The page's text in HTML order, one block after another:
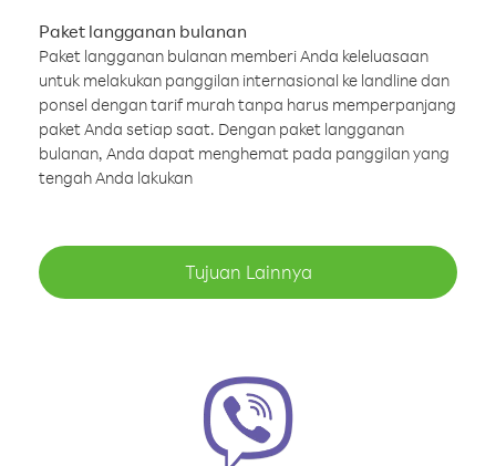
Paket langganan bulanan
Paket langganan bulanan memberi Anda keleluasaan
untuk melakukan panggilan internasional ke landline dan
ponsel dengan tarif murah tanpa harus memperpanjang
paket Anda setiap saat. Dengan paket langganan
bulanan, Anda dapat menghemat pada panggilan yang
tengah Anda lakukan
Tujuan Lainnya